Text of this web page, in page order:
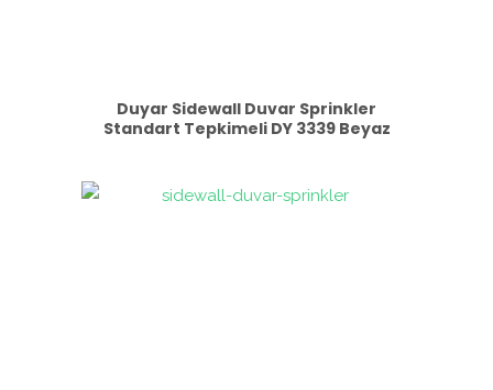
Duyar Sidewall Duvar Sprinkler
Standart Tepkimeli DY 3339 Beyaz